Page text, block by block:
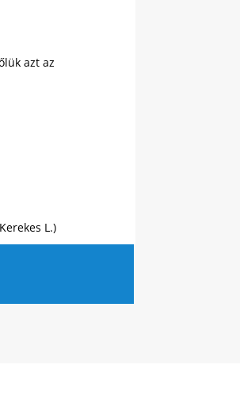
azt az
L.)